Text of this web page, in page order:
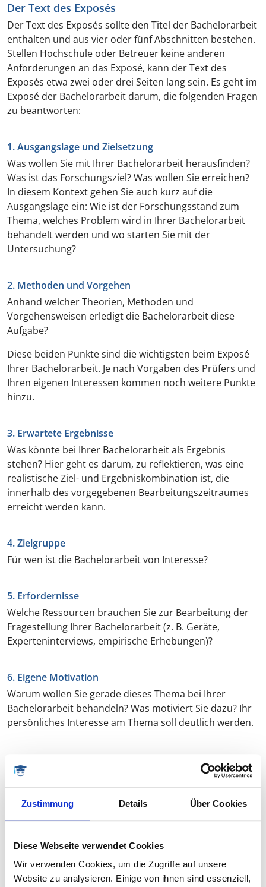
Zustimmung Details Über Cookies
Diese Webseite verwendet Cookies
Wir verwenden Cookies, um die Zugriffe auf unsere
Website zu analysieren. Einige von ihnen sind essenziell,
Der Text des Exposés
Der Text des Exposés sollte den Titel der Bachelorarbeit
enthalten und aus vier oder fünf Abschnitten bestehen.
Stellen Hochschule oder Betreuer keine anderen
Anforderungen an das Exposé, kann der Text des
Exposés etwa zwei oder drei Seiten lang sein. Es geht im
Exposé der Bachelorarbeit darum, die folgenden Fragen
zu beantworten:
1. Ausgangslage und Zielsetzung
Was wollen Sie mit Ihrer Bachelorarbeit herausfinden?
Was ist das Forschungsziel? Was wollen Sie erreichen?
In diesem Kontext gehen Sie auch kurz auf die
Ausgangslage ein: Wie ist der Forschungsstand zum
Thema, welches Problem wird in Ihrer Bachelorarbeit
behandelt werden und wo starten Sie mit der
Untersuchung?
2. Methoden und Vorgehen
Anhand welcher Theorien, Methoden und
Vorgehensweisen erledigt die Bachelorarbeit diese
Aufgabe?
Diese beiden Punkte sind die wichtigsten beim Exposé
Ihrer Bachelorarbeit. Je nach Vorgaben des Prüfers und
Ihren eigenen Interessen kommen noch weitere Punkte
hinzu.
3. Erwartete Ergebnisse
Was könnte bei Ihrer Bachelorarbeit als Ergebnis
stehen? Hier geht es darum, zu reflektieren, was eine
realistische Ziel- und Ergebniskombination ist, die
innerhalb des vorgegebenen Bearbeitungszeitraumes
erreicht werden kann.
4. Zielgruppe
Für wen ist die Bachelorarbeit von Interesse?
5. Erfordernisse
Welche Ressourcen brauchen Sie zur Bearbeitung der
Fragestellung Ihrer Bachelorarbeit (z. B. Geräte,
Experteninterviews, empirische Erhebungen)?
6. Eigene Motivation
Warum wollen Sie gerade dieses Thema bei Ihrer
Bachelorarbeit behandeln? Was motiviert Sie dazu? Ihr
persönliches Interesse am Thema soll deutlich werden.
BEISPIEL
BEISPIEL EINES EXPOSÉS
vereinfachter Form (!)die Struktur des Exposés
einer Bachelorarbeit.